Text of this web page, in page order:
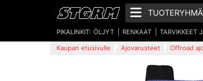
PIKALINKIT: ÖLJYT RENKAAT TARVIKKEET
Kaupan etusivulle Ajovarusteet Offroad